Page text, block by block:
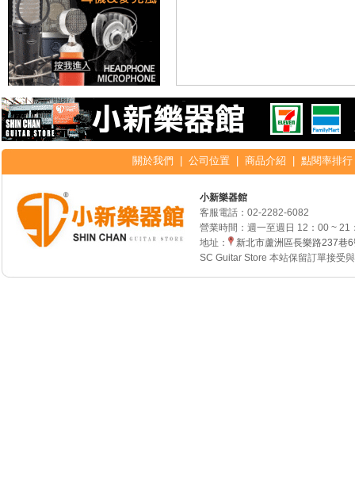
關於我們 公司位置 商品介紹 點閱率排行
小新樂器館
客服電話： 02-2282-6082
營業時間：週一至週日 12：00 ~ 21
地址：
新北市蘆洲區長樂路237巷
SC Guitar Store 本站保留訂單接受